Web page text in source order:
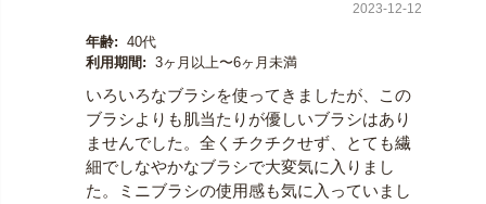
2023-12-12
年齢: 40代
利用期間: 3ヶ月以上〜6ヶ月未満
いろいろなブラシを使ってきましたが、この
ブラシよりも肌当たりが優しいブラシはあり
ませんでした。全くチクチクせず、とても繊
細でしなやかなブラシで大変気に入りまし
た。ミニブラシの使用感も気に入っていまし